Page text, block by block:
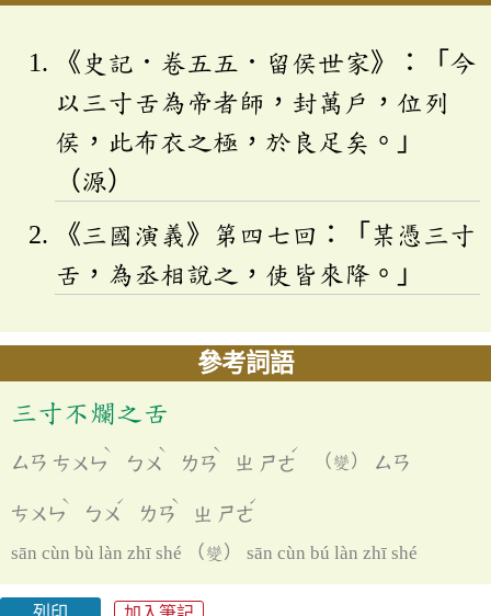
《史記．卷五五．留侯世家》：「今
以三寸舌為帝者師，封萬戶，位列
侯，此布衣之極，於良足矣。」
（源）
《三國演義》第四七回：「某憑三寸
舌，為丞相說之，使皆來降。」
參考詞語
三寸不爛之舌
ㄙㄢ ㄘㄨㄣ
ˋ
ㄅㄨ
ˋ
ㄌㄢ
ˋ
ㄓ ㄕㄜ
ˊ
（變） ㄙㄢ
ㄘㄨㄣ
ˋ
ㄅㄨ
ˊ
ㄌㄢ
ˋ
ㄓ ㄕㄜ
ˊ
sān cùn bù làn zhī shé （變） sān cùn bú làn zhī shé